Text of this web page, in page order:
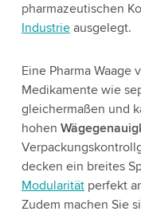
pharmazeutischen
Industrieausgelegt.
Eine Pharma
Medikamente wie
gleichermaßen und
hohen
decken ein breites
Modularitätperfekt
Zudem machen Sie